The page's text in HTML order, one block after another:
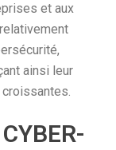
et aux
ainsi leur